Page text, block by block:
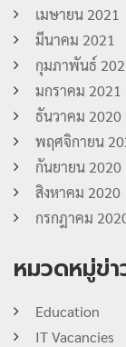
เมษายน 2021
มีนาคม 2021
กุมภาพันธ์
มกราคม 2021
ธันวาคม 2020
พฤศจิกายน
กันยายน 2020
สิงหาคม 2020
กรกฎาคม
หมวดหมู่ข่า
Education
IT Vacancies